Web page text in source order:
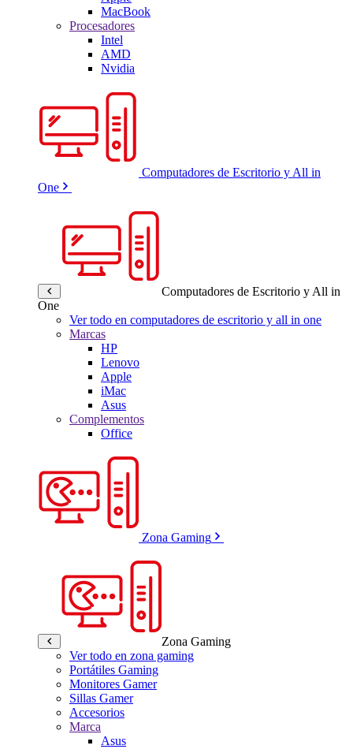
MacBook
Procesadores
Intel
AMD
Nvidia
Computadores de Escritorio y All in
One
Computadores de Escritorio y All in
One
Ver todo en computadores de escritorio y all in one
Marcas
HP
Lenovo
Apple
iMac
Asus
Complementos
Office
Zona Gaming
Zona Gaming
Ver todo en zona gaming
Portátiles Gaming
Monitores Gamer
Sillas Gamer
Accesorios
Marca
Asus